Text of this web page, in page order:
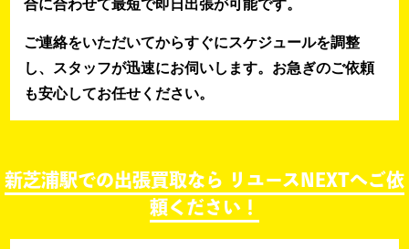
合に合わせて最短で即日出張が可能です。
ご連絡をいただいてからすぐにスケジュールを調整
し、スタッフが迅速にお伺いします。お急ぎのご依頼
も安心してお任せください。
新芝浦駅での出張買取なら リユースNEXTへご依
頼ください！